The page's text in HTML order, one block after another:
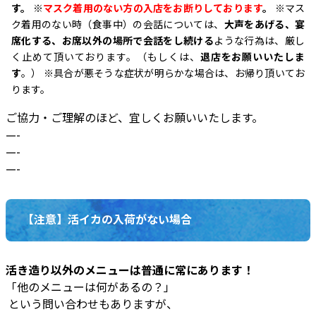
す。
※マスク着用のない方の入店をお断りしております。
※マス
ク着用のない時（食事中）の会話については、 大声をあげる、宴
席化する、お席以外の場所で会話をし続けるような行為は、厳し
く止めて頂いております。（もしくは、 退店をお願いいたしま
す。） ※具合が悪そうな症状が明らかな場合は、お帰り頂いてお
ります。
ご協力・ご理解のほど、宜しくお願いいたします。
—-
—-
—-
【注意】活イカの入荷がない場合
活き造り以外のメニューは普通に常にあります！
「他のメニューは何があるの？」
という問い合わせもありますが、